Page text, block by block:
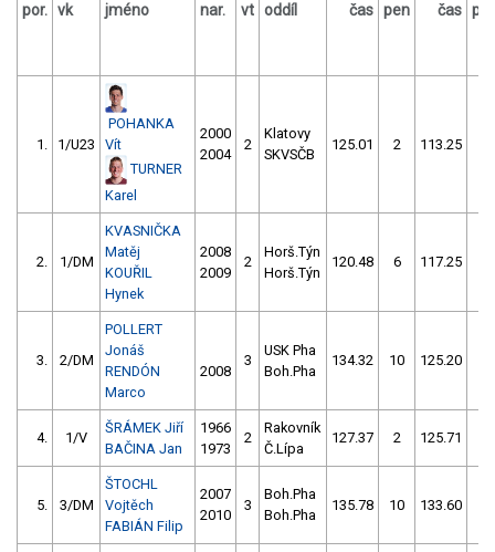
por. vk jméno nar. vt oddíl čas pen čas
1. 1/U23
POHANKA
Vít
TURNER
Karel
2000
2004
2
Klatovy
SKVSČB
125.01 2 113.25
2. 1/DM
KVASNIČKA
Matěj
KOUŘIL
Hynek
2008
2009
2
Horš.Týn
Horš.Týn
120.48 6 117.25
3. 2/DM
POLLERT
Jonáš
RENDÓN
Marco
2008
3
USK Pha
Boh.Pha
134.32 10 125.20
4. 1/V
ŠRÁMEK Jiří
BAČINA Jan
1966
1973
2
Rakovník
Č.Lípa
127.37 2 125.71
5. 3/DM
ŠTOCHL
Vojtěch
FABIÁN Filip
2007
2010
3
Boh.Pha
Boh.Pha
135.78 10 133.60